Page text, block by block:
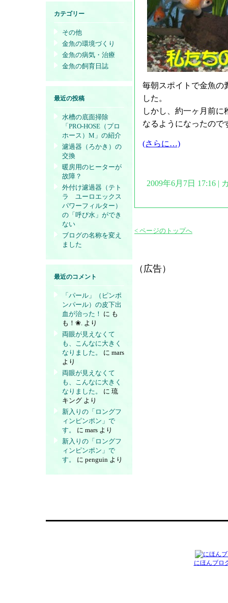
カテゴリー
その他
金魚の環境づくり
金魚の病気・治療
金魚の飼育日誌
最近の投稿
水槽の底面掃除
「PRO-HOSE（プロ
ホース）M」の紹介
濾過器（ろかき）の
交換
暖房用のヒーターが
故障？
外付け濾過器（テト
ラ ユーロエックス
パワーフィルター）
の「呼び水」ができ
ない
ブログの名称を変え
ました
最近のコメント
「パール」（ピンポ
ンパール）の皮下出
血が治った！ に も
も！❀. より
両眼が見えなくて
も、こんなに大きく
なりました。
に mars
より
両眼が見えなくて
も、こんなに大きく
なりました。
に 琉
キング より
新入りの「ロングフ
ィンピンポン」で
す。
に mars より
新入りの「ロングフ
ィンピンポン」で
す。
に penguin より
毎朝スポイトで金魚の
した。
しかし、約一ヶ月前
なるようになったので
(さらに…)
2009年6月7日 17:16 |
< ページのトップへ
（広告）
にほんブロ